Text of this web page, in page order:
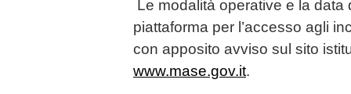
Le modalità operative e la data
piattaforma per l’accesso agli
con apposito avviso sul sito
www.mase.gov.it.